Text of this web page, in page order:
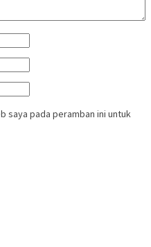
saya pada peramban ini untuk